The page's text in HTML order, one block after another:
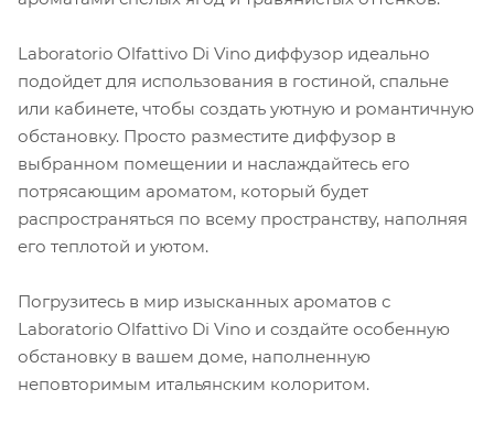
Laboratorio Olfattivo Di Vino диффузор идеально
подойдет для использования в гостиной, спальне
или кабинете, чтобы создать уютную и романтичную
обстановку. Просто разместите диффузор в
выбранном помещении и наслаждайтесь его
потрясающим ароматом, который будет
распространяться по всему пространству, наполняя
его теплотой и уютом.
Погрузитесь в мир изысканных ароматов с
Laboratorio Olfattivo Di Vino и создайте особенную
обстановку в вашем доме, наполненную
неповторимым итальянским колоритом.